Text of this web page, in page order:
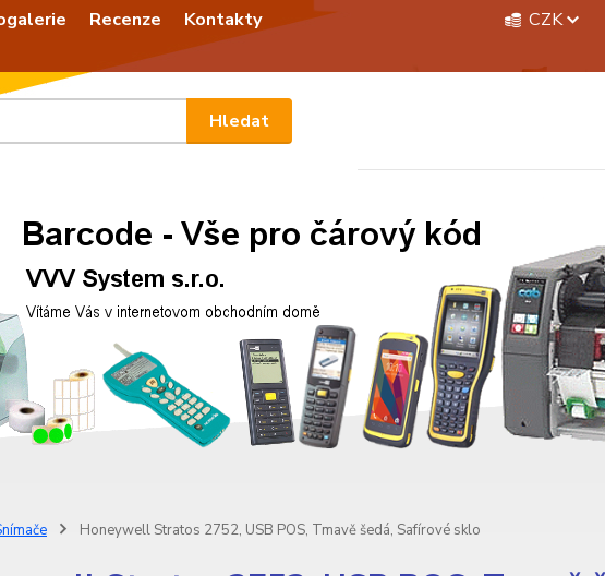
Recenze Kontakty CZK
Hledat
Honeywell Stratos 2752, USB POS, Tmavě šedá, Safírové sklo